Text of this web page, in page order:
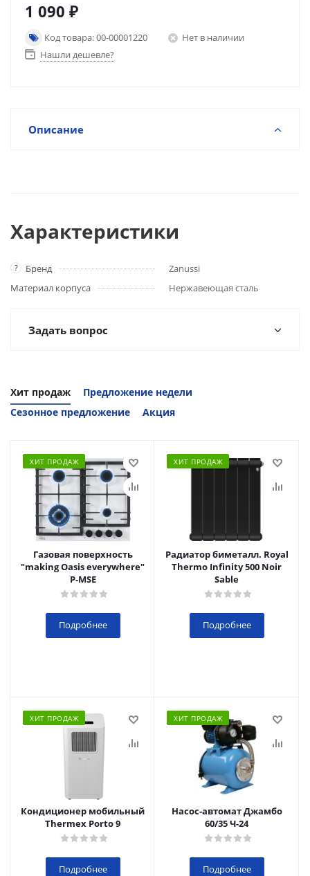
1 090 ₽
Код товара: 00-00001220
Нет в наличии
Нашли дешевле?
Описание
Характеристики
? Бренд
Zanussi
Материал корпуса
Нержавеющая сталь
Задать вопрос
Хит продаж
Предложение недели
Сезонное предложение
Акция
ХИТ ПРОДАЖ
Газовая поверхность
"making Oasis everywhere"
P-MSE
Подробнее
ХИТ ПРОДАЖ
Радиатор биметалл. Royal
Thermo Infinity 500 Noir
Sable
Подробнее
ХИТ ПРОДАЖ
Кондиционер мобильный
Thermex Porto 9
Подробнее
ХИТ ПРОДАЖ
Насос-автомат Джамбо
60/35 Ч-24
Подробнее